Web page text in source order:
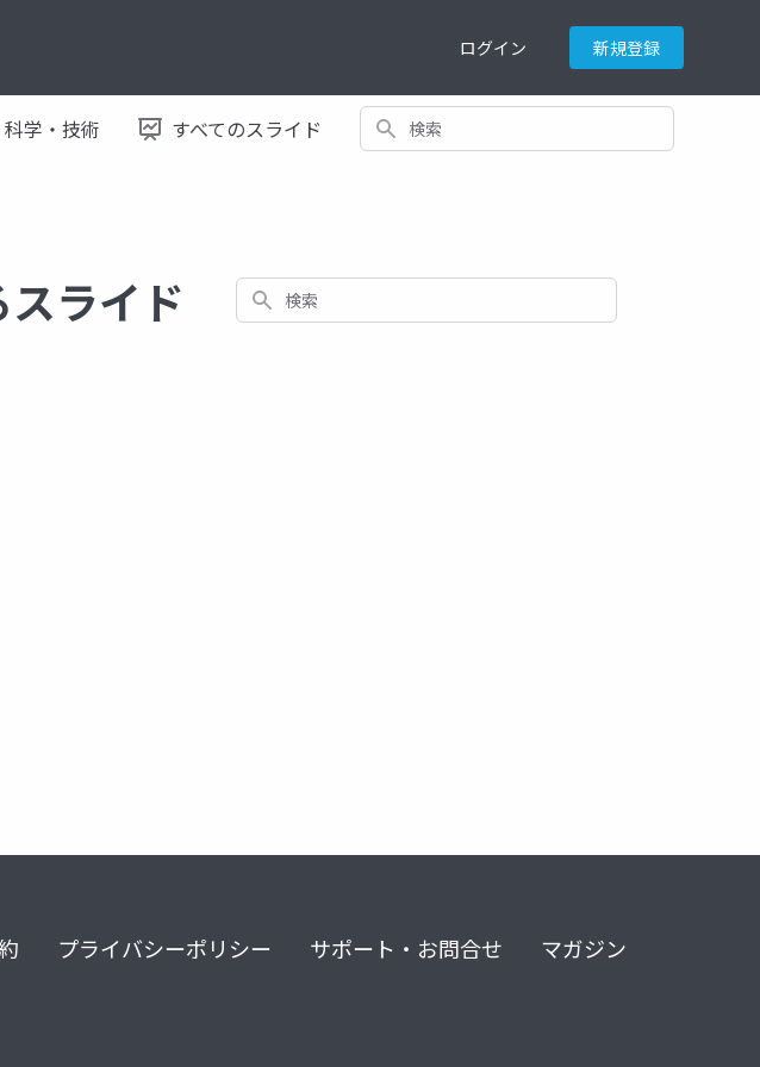
ログイン 新規登録
科学・技術 すべてのスライド 検索
ライド 検索
プライバシーポリシー サポート・お問合せ マガジン